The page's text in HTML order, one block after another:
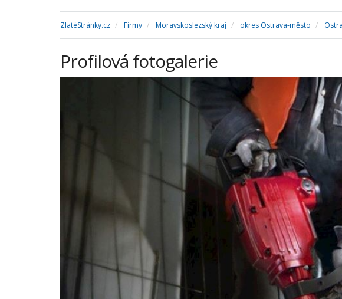
ZlatéStránky.cz Firmy Moravskoslezský kraj okres Ostrava-město
Profilová fotogalerie